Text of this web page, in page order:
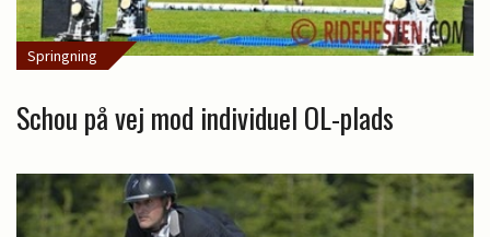
Springning
Schou på vej mod individuel OL-plads